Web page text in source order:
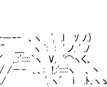
', .l ｿ ﾉ.}
: ' ノ. ' .ﾉ
V, '⌒ヽく、
ヽ 、丶
i .ﾄ､ヽゝ